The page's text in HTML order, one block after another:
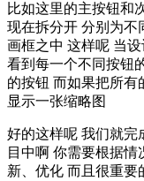
比如这里的主按钮和
现在拆分开 分别为不
画框之中 这样呢 当
看到每一个不同按钮
的按钮 而如果把所有
显示一张缩略图
好的这样呢 我们就完
目中啊 你需要根据
新、优化 而且很重要